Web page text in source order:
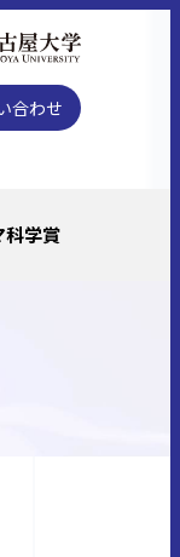
合わせ
科学賞